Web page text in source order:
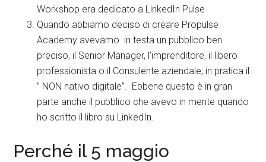
Workshop era dedicato a LinkedIn Pulse
Quando abbiamo deciso di creare Propulse
Academy avevamo in testa un pubblico ben
preciso, il Senior Manager, l’imprenditore, il libero
professionista o il Consulente aziendale; in pratica il
” NON nativo digitale”. Ebbene questo è in gran
parte anche il pubblico che avevo in mente quando
ho scritto il libro su LinkedIn.
Perché il 5 maggio